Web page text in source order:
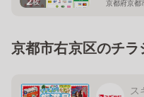
京都府京都
京都市右京区のチラ
ス